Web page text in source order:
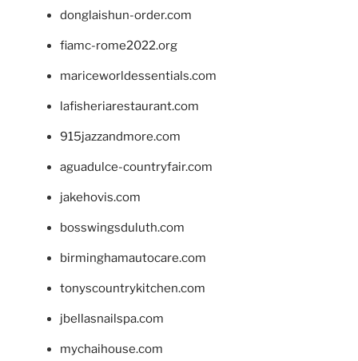
donglaishun-order.com
fiamc-rome2022.org
mariceworldessentials.com
lafisheriarestaurant.com
915jazzandmore.com
aguadulce-countryfair.com
jakehovis.com
bosswingsduluth.com
birminghamautocare.com
tonyscountrykitchen.com
jbellasnailspa.com
mychaihouse.com